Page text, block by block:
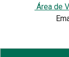
Área de